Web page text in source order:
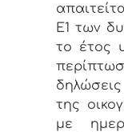
Ε1 των
το έτος
της
με